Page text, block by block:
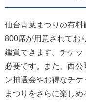
仙台青葉まつりの有
800席が用意されてお
鑑賞できます。チケ
必要です。また、西
ン抽選会やお得なチケ
まつりをさらに楽し